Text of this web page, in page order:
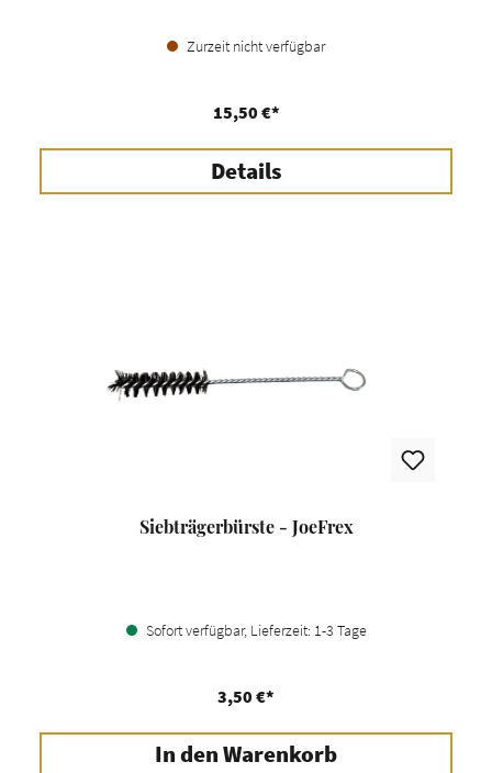
Zurzeit nicht verfügbar
15,50 €*
Details
Siebträgerbürste - JoeFrex
Sofort verfügbar, Lieferzeit: 1-3 Tage
3,50 €*
In den Warenkorb